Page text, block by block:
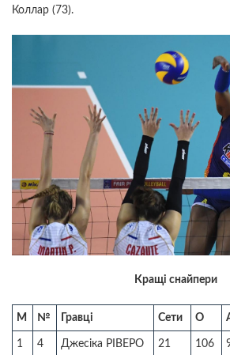
Коллар (73).
Кращі снайпери
М № Гравці Сети О
1 4 Джесіка РІВЕРО 21 106